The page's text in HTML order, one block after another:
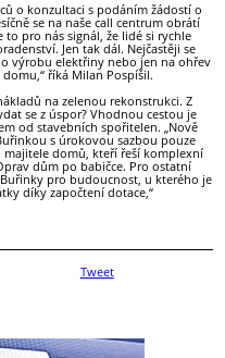
o konzultaci s podáním žádostí o
se na naše call centrum obrátí
to pro nás signál, že lidé si rychle
Jen tak dál. Nejčastěji se
výrobu elektřiny nebo jen na ohřev
říká Milan Pospíšil.
na zelenou rekonstrukci. Z
se z úspor? Vhodnou cestou je
od stavebních spořitelen. „Nově
s úrokovou sazbou pouze
majitele domů, kteří řeší komplexní
dům po babičce. Pro ostatní
pro budoucnost, u kterého je
díky započtení dotace,“
Tweet